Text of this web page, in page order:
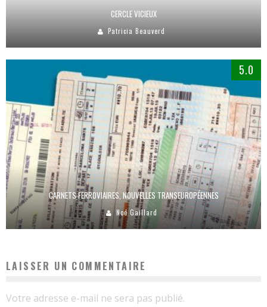
CERCLE VICIEUX
Patricia Beauverd
5.0
CARNETS FERROVIAIRES, NOUVELLES TRANSEUROPÉENNES
Noé Gaillard
LAISSER UN COMMENTAIRE
Votre adresse e-mail ne sera pas publié.